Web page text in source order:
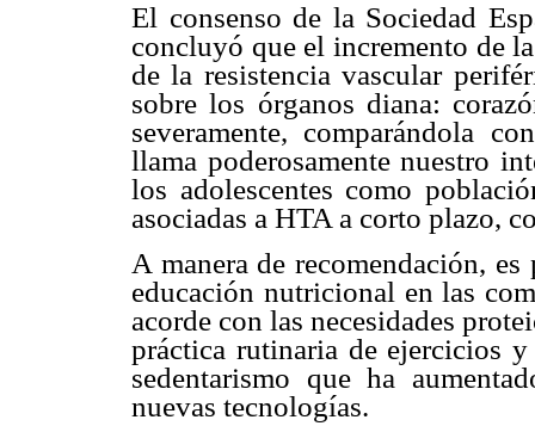
El consenso de la Sociedad
concluyó que el incremento de
de la resistencia vascular
sobre los órganos diana:
severamente, comparándola
llama poderosamente nuestro
los adolescentes como
asociadas a HTA a corto plazo,
A manera de recomendación,
educación nutricional en las
acorde con las necesidades
práctica rutinaria de ejercicios
sedentarismo que ha
nuevas tecnologías.